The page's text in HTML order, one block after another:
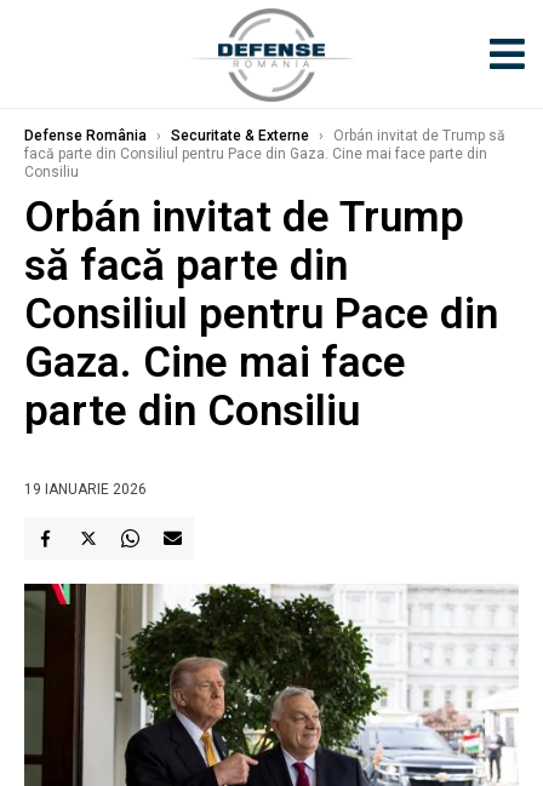
Defense România › Securitate & Externe ›
Orbán invitat de Trump să
facă parte din Consiliul pentru Pace din Gaza. Cine mai face parte din
Consiliu
Orbán invitat de Trump
să facă parte din
Consiliul pentru Pace din
Gaza. Cine mai face
parte din Consiliu
19 IANUARIE 2026